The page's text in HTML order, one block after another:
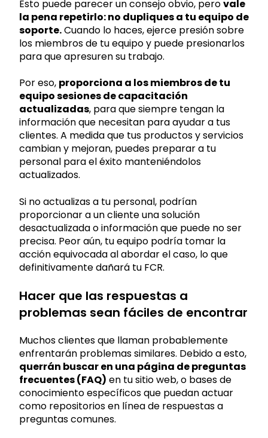
Esto puede parecer un consejo obvio, perovale
la pena repetirlo: no dupliques a tu equipo de
soporte.Cuando lo haces, ejerce presión sobre
los miembros de tu equipo y puede presionarlos
para que apresuren su trabajo.
Por eso, proporciona a los miembros de tu
equipo sesiones de capacitación
actualizadas, para que siempre tengan la
información que necesitan para ayudar a tus
clientes. A medida que tus productos y servicios
cambian y mejoran, puedes preparar a tu
personal para el éxito manteniéndolos
actualizados.
Si no actualizas a tu personal, podrían
proporcionar a un cliente una solución
desactualizada o información que puede no ser
precisa. Peor aún, tu equipo podría tomar la
acción equivocada al abordar el caso, lo que
definitivamente dañará tu FCR.
Hacer que las respuestas a
problemas sean fáciles de encontrar
Muchos clientes que llaman probablemente
enfrentarán problemas similares. Debido a esto,
querrán buscar en una página de preguntas
frecuentes (FAQ) en tu sitio web, o bases de
conocimiento específicos que puedan actuar
como repositorios en línea de respuestas a
preguntas comunes.